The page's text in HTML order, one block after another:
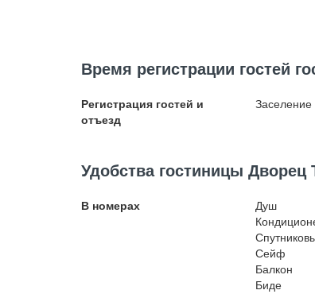
Время регистрации гостей
Регистрация гостей и
отъезд
Заселение
Удобства гостиницы Дворец
В номерах
Душ
Сейф
Балкон
Биде